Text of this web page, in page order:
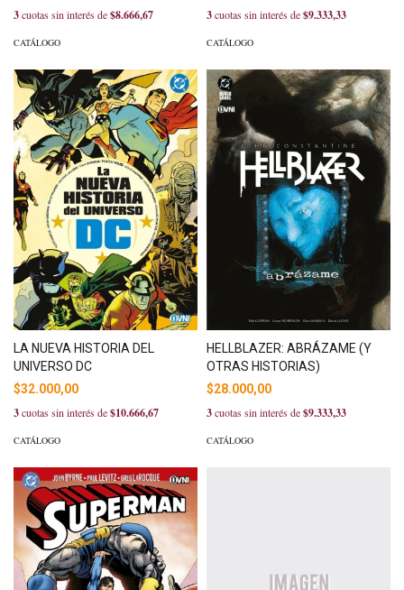
3cuotas sin interés de$8.666,67
CATÁLOGO
3cuotas sin interés de$9.333,33
CATÁLOGO
LA NUEVA HISTORIA DEL
UNIVERSO DC
$32.000,00
3cuotas sin interés de$10.666,67
CATÁLOGO
HELLBLAZER: ABRÁZAME (Y
OTRAS HISTORIAS)
$28.000,00
3cuotas sin interés de$9.333,33
CATÁLOGO